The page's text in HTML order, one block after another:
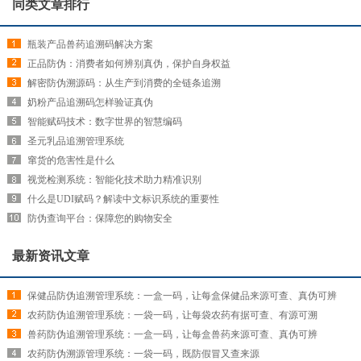
同类文章排行
瓶装产品兽药追溯码解决方案
正品防伪：消费者如何辨别真伪，保护自身权益
解密防伪溯源码：从生产到消费的全链条追溯
奶粉产品追溯码怎样验证真伪
智能赋码技术：数字世界的智慧编码
圣元乳品追溯管理系统
窜货的危害性是什么
视觉检测系统：智能化技术助力精准识别
什么是UDI赋码？解读中文标识系统的重要性
防伪查询平台：保障您的购物安全
最新资讯文章
保健品防伪追溯管理系统：一盒一码，让每盒保健品来源可查、真伪可辨
农药防伪追溯管理系统：一袋一码，让每袋农药有据可查、有源可溯
兽药防伪追溯管理系统：一盒一码，让每盒兽药来源可查、真伪可辨
农药防伪溯源管理系统：一袋一码，既防假冒又查来源